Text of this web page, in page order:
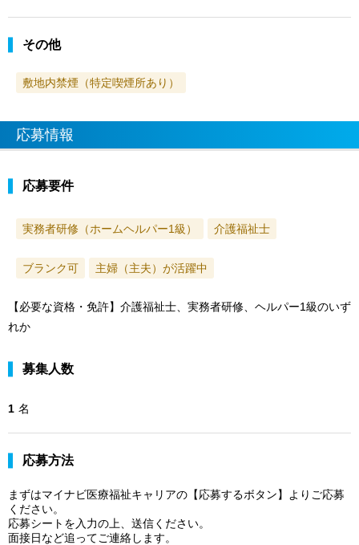
その他
敷地内禁煙（特定喫煙所あり）
応募情報
応募要件
実務者研修（ホームヘルパー1級） 介護福祉士
ブランク可 主婦（主夫）が活躍中
【必要な資格・免許】介護福祉士、実務者研修、ヘルパー1級のいず
れか
募集人数
1 名
応募方法
まずはマイナビ医療福祉キャリアの【応募するボタン】よりご応募
ください。
応募シートを入力の上、送信ください。
面接日など追ってご連絡します。